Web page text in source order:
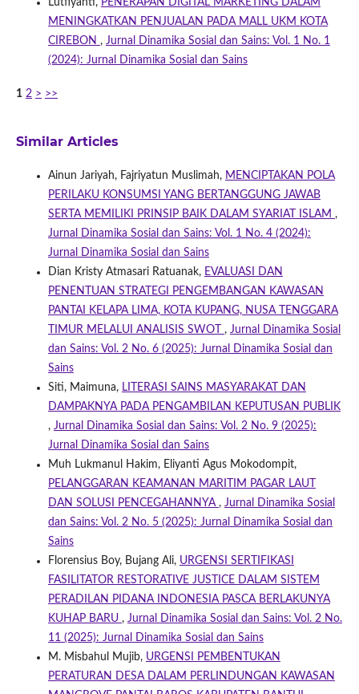
MENINGKATKAN PENJUALAN PADA MALL UKM KOTA
CIREBON , Jurnal Dinamika Sosial dan Sains: Vol. 1 No. 1
(2024): Jurnal Dinamika Sosial dan Sains
1 2 > >>
Similar Articles
Ainun Jariyah, Fajriyatun Muslimah, MENCIPTAKAN POLA
PERILAKU KONSUMSI YANG BERTANGGUNG JAWAB
SERTA MEMILIKI PRINSIP BAIK DALAM SYARIAT ISLAM ,
Jurnal Dinamika Sosial dan Sains: Vol. 1 No. 4 (2024):
Jurnal Dinamika Sosial dan Sains
Dian Kristy Atmasari Ratuanak, EVALUASI DAN
PENENTUAN STRATEGI PENGEMBANGAN KAWASAN
PANTAI KELAPA LIMA, KOTA KUPANG, NUSA TENGGARA
TIMUR MELALUI ANALISIS SWOT , Jurnal Dinamika Sosial
dan Sains: Vol. 2 No. 6 (2025): Jurnal Dinamika Sosial dan
Sains
Siti, Maimuna, LITERASI SAINS MASYARAKAT DAN
DAMPAKNYA PADA PENGAMBILAN KEPUTUSAN PUBLIK
, Jurnal Dinamika Sosial dan Sains: Vol. 2 No. 9 (2025):
Jurnal Dinamika Sosial dan Sains
Muh Lukmanul Hakim, Eliyanti Agus Mokodompit,
PELANGGARAN KEAMANAN MARITIM PAGAR LAUT
DAN SOLUSI PENCEGAHANNYA , Jurnal Dinamika Sosial
dan Sains: Vol. 2 No. 5 (2025): Jurnal Dinamika Sosial dan
Sains
Florensius Boy, Bujang Ali, URGENSI SERTIFIKASI
FASILITATOR RESTORATIVE JUSTICE DALAM SISTEM
PERADILAN PIDANA INDONESIA PASCA BERLAKUNYA
KUHAP BARU , Jurnal Dinamika Sosial dan Sains: Vol. 2 No.
11 (2025): Jurnal Dinamika Sosial dan Sains
M. Misbahul Mujib, URGENSI PEMBENTUKAN
PERATURAN DESA DALAM PERLINDUNGAN KAWASAN